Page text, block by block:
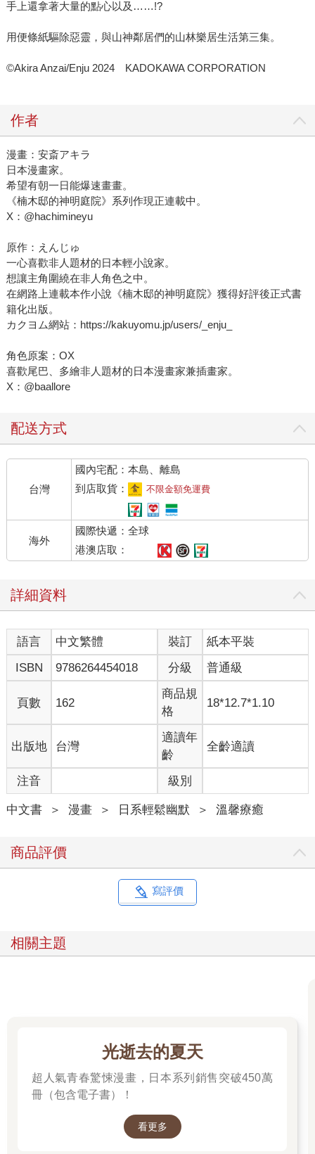
手上還拿著大量的點心以及……!?
用便條紙驅除惡靈，與山神鄰居們的山林樂居生活第三集。
©Akira Anzai/Enju 2024 KADOKAWA CORPORATION
作者
漫畫：安斎アキラ
日本漫畫家。
希望有朝一日能爆速畫畫。
《楠木邸的神明庭院》系列作現正連載中。
X：@hachimineyu
原作：えんじゅ
一心喜歡非人題材的日本輕小說家。
想讓主角圍繞在非人角色之中。
在網路上連載本作小說《楠木邸的神明庭院》獲得好評後正式書
籍化出版。
カクヨム網站：https://kakuyomu.jp/users/_enju_
角色原案：OX
喜歡尾巴、多繪非人題材的日本漫畫家兼插畫家。
X：@baallore
配送方式
台灣
國內宅配：本島、離島
到店取貨：
不限金額免運費
海外
國際快遞：全球
港澳店取：
詳細資料
語言 中文繁體 裝訂
紙本平裝
ISBN
9786264454018 分級 普通級
頁數 162
商品規
格
18*12.7*1.10
出版地 台灣
適讀年
齡
全齡適讀
注音 級別
中文書 ＞ 漫畫 ＞ 日系輕鬆幽默 ＞ 溫馨療癒
商品評價
寫評價
相關主題
光逝去的夏天
超人氣青春驚悚漫畫，日本系列銷售突破450萬
冊（包含電子書）！
看更多